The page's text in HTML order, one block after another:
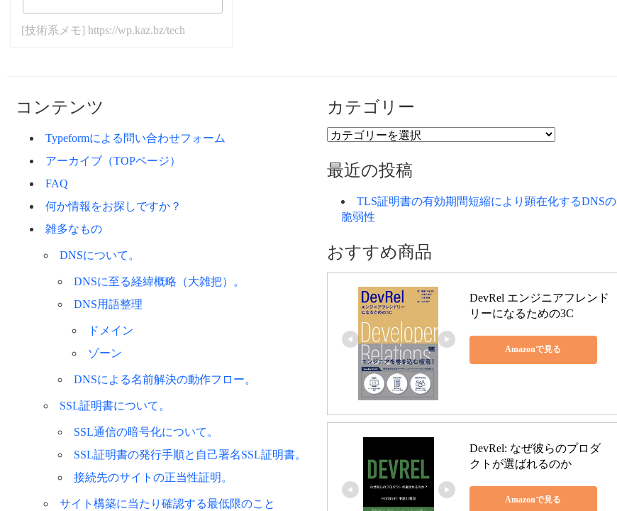
[技術系メモ] https://wp.kaz.bz/tech
コンテンツ
Typeformによる問い合わせフォーム
アーカイブ（TOPページ）
FAQ
何か情報をお探しですか？
雑多なもの
DNSについて。
DNSに至る経緯概略（大雑把）。
DNS用語整理
ドメイン
ゾーン
DNSによる名前解決の動作フロー。
SSL証明書について。
SSL通信の暗号化について。
SSL証明書の発行手順と自己署名SSL証明書。
接続先のサイトの正当性証明。
サイト構築に当たり確認する最低限のこと
カテゴリー
カ
ゴ
リ
最近の投稿
TLS証明書の有効期間短縮により顕在化するDNSの
脆弱性
おすすめ商品
DevRel エンジニアフレンド
リーになるための3C
Amazonで見る
DevRel: なぜ彼らのプロダ
クトが選ばれるのか
Amazonで見る